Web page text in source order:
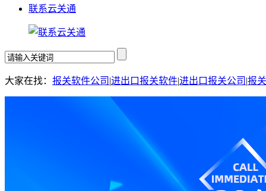
联系云关通
大家在找： 报关软件公司 |进出口报关软件|进出口报关公司 |报